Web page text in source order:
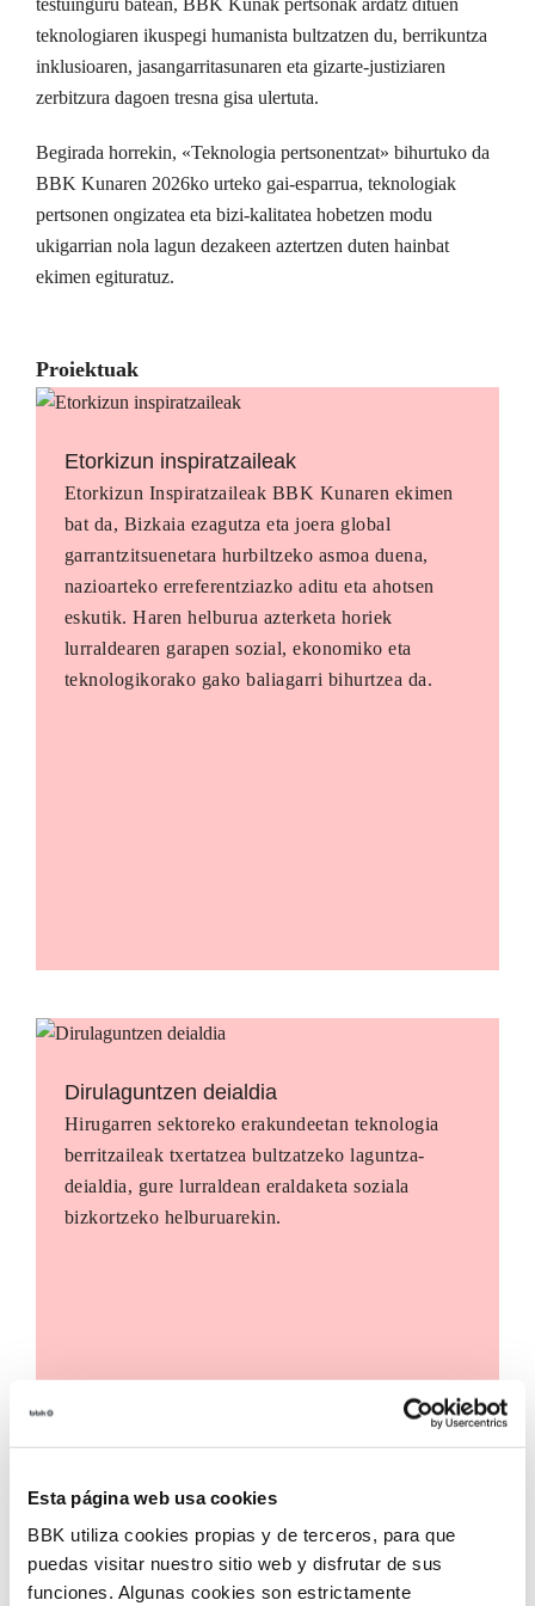
Esta página web usa cookies
BBK utiliza cookies propias y de terceros, para que
puedas visitar nuestro sitio web y disfrutar de sus
funciones. Algunas cookies son estrictamente
teknologiaren ikuspegi humanista bultzatzen du, berrikuntza
inklusioaren, jasangarritasunaren eta gizarte-justiziaren
zerbitzura dagoen tresna gisa ulertuta.
Begirada horrekin, «Teknologia pertsonentzat» bihurtuko da
BBK Kunaren 2026ko urteko gai-esparrua, teknologiak
pertsonen ongizatea eta bizi-kalitatea hobetzen modu
ukigarrian nola lagun dezakeen aztertzen duten hainbat
ekimen egituratuz.
Proiektuak
Etorkizun inspiratzaileak
Etorkizun Inspiratzaileak BBK Kunaren ekimen
bat da, Bizkaia ezagutza eta joera global
garrantzitsuenetara hurbiltzeko asmoa duena,
nazioarteko erreferentziazko aditu eta ahotsen
eskutik. Haren helburua azterketa horiek
lurraldearen garapen sozial, ekonomiko eta
teknologikorako gako baliagarri bihurtzea da.
Dirulaguntzen deialdia
Hirugarren sektoreko erakundeetan teknologia
berritzaileak txertatzea bultzatzeko laguntza-
deialdia, gure lurraldean eraldaketa soziala
bizkortzeko helburuarekin.